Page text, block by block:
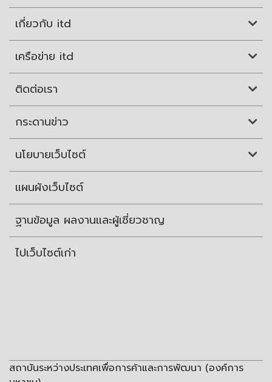
เกี่ยวกับ itd
เครือข่าย itd
ติดต่อเรา
กระดานข่าว
นโยบายเว็บไซต์
แผนผังเว็บไซต์
ฐานข้อมูล ผลงานและผู้เชี่ยวชาญ
ไปเว็บไซต์เก่า
สถาบันระหว่างประเทศเพื่อการค้าและการพัฒนา (องค์การ